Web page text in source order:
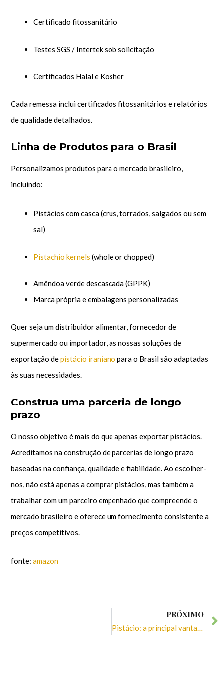
Certificado fitossanitário
Testes SGS / Intertek sob solicitação
Certificados Halal e Kosher
Cada remessa inclui certificados fitossanitários e relatórios
de qualidade detalhados.
Linha de Produtos para o Brasil
Personalizamos produtos para o mercado brasileiro,
incluindo:
Pistácios com casca (crus, torrados, salgados ou sem
sal)
Pistachio kernels (whole or chopped)
Amêndoa verde descascada (GPPK)
Marca própria e embalagens personalizadas
Quer seja um distribuidor alimentar, fornecedor de
supermercado ou importador, as nossas soluções de
exportação depistácio iraniano para o Brasil são adaptadas
às suas necessidades.
Construa uma parceria de longo
prazo
O nosso objetivo é mais do que apenas exportar pistácios.
Acreditamos na construção de parcerias de longo prazo
baseadas na confiança, qualidade e fiabilidade. Ao escolher-
nos, não está apenas a comprar pistácios, mas também a
trabalhar com um parceiro empenhado que compreende o
mercado brasileiro e oferece um fornecimento consistente a
preços competitivos.
fonte: amazon
PRÓXIMO
Pistácio: a principal vantagem do Irão nos mercados globais